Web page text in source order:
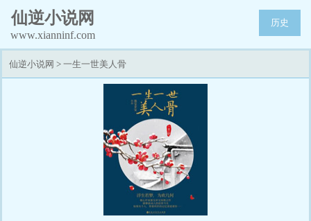
仙逆小说网
www.xianninf.com
历史
仙逆小说网 > 一生一世美人骨